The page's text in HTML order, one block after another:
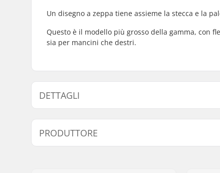
Un disegno a zeppa tiene assieme la stecca e la
Questo è il modello più grosso della gamma, con
sia per mancini che destri.
DETTAGLI
Altezza totale:
162cm
Materiale della lama:
Flessibilità:
70
PRODUTTORE